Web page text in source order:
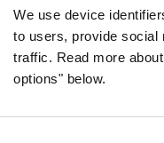
We use device
to users, provide social
traffic. Read more
options" below.